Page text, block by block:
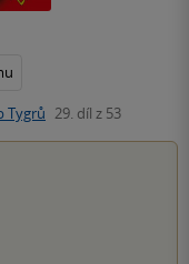
Tygrů 29. díl z 53